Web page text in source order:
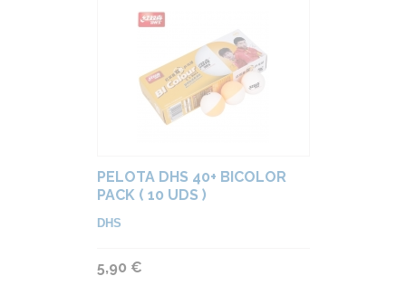
PELOTA DHS 40+ BICOLOR
PACK ( 10 UDS )
DHS
5,90 €